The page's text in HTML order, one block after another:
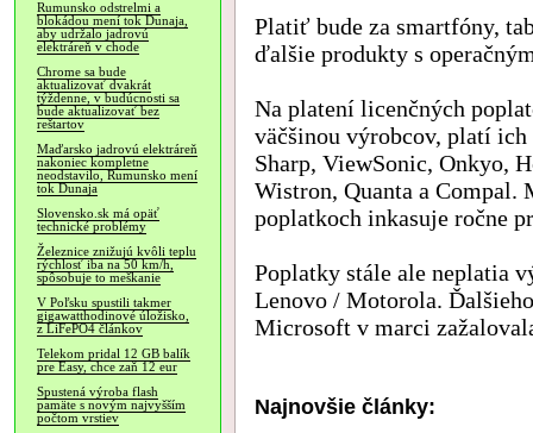
Rumunsko odstrelmi a
blokádou mení tok Dunaja,
aby udržalo jadrovú
elektráreň v chode
Chrome sa bude
aktualizovať dvakrát
týždenne, v budúcnosti sa
bude aktualizovať bez
reštartov
Maďarsko jadrovú elektráreň
nakoniec kompletne
neodstavilo, Rumunsko mení
tok Dunaja
Slovensko.sk má opäť
technické problémy
Železnice znižujú kvôli teplu
rýchlosť iba na 50 km/h,
spôsobuje to meškanie
V Poľsku spustili takmer
gigawatthodinové úložisko,
z LiFePO4 článkov
Telekom pridal 12 GB balík
pre Easy, chce zaň 12 eur
Spustená výroba flash
pamäte s novým najvyšším
počtom vrstiev
Platiť bude za smartfóny,
ďalšie produkty s
Na platení licenčných
väčšinou výrobcov, platí
Sharp, ViewSonic, Onkyo,
Wistron, Quanta a
poplatkoch inkasuje ročne
Poplatky stále ale neplatia
Lenovo / Motorola.
Microsoft v marci
Najnovšie články: